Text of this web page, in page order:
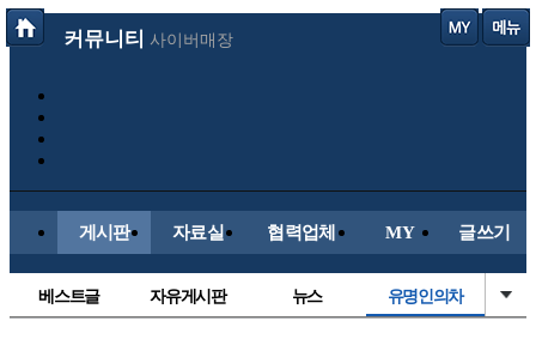
커뮤니티 사이버매장
게시판 자료실 협력업체 MY 글쓰기
베스트글 자유게시판 뉴스 유명인의차